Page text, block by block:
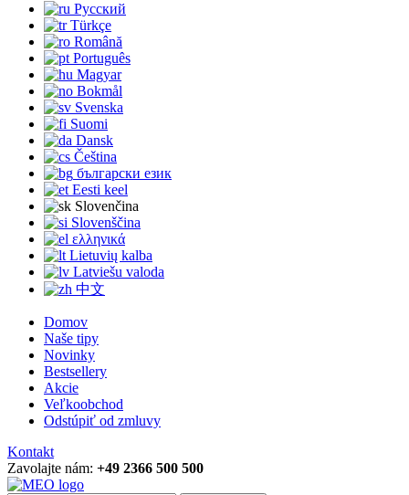
Русский
Türkçe
Română
Português
Magyar
Bokmål
Svenska
Suomi
Dansk
Čeština
български език
Eesti keel
Slovenčina
Slovenščina
ελληνικά
Lietuvių kalba
Latviešu valoda
中文
Domov
Naše tipy
Novinky
Bestsellery
Akcie
Veľkoobchod
Odstúpiť od zmluvy
Kontakt
Zavolajte nám: +49 2366 500 500